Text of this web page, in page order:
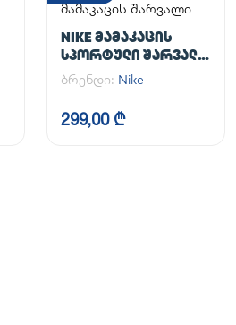
მამაკაცის შარვალი
NIKE ᲛᲐᲛᲐᲙᲐᲪᲘᲡ
ᲡᲞᲝᲠᲢᲣᲚᲘ ᲨᲐᲠᲕᲐᲚᲘ
M NK DF UNLIMITED
PANT TPR
ბრენდი: Nike
299,00 ₾